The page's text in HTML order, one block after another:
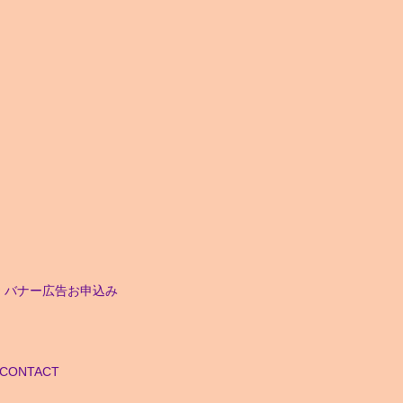
バナー広告お申込み
CONTACT